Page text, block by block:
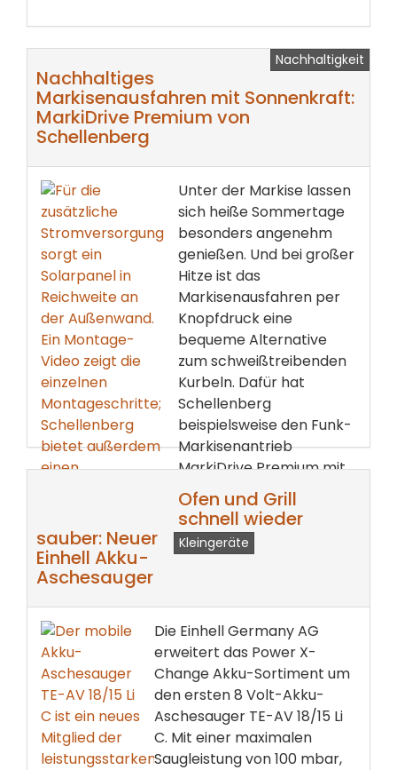
Nachhaltigkeit
Nachhaltiges
Markisenausfahren mit Sonnenkraft:
MarkiDrive Premium von
Schellenberg
Unter der Markise lassen
sich heiße Sommertage
besonders angenehm
genießen. Und bei großer
Hitze ist das
Markisenausfahren per
Knopfdruck eine
bequeme Alternative
zum schweißtreibenden
Kurbeln. Dafür hat
Schellenberg
beispielsweise den Funk-
Markisenantrieb
MarkiDrive Premium mit
Solarpanel entwickelt
(Quelle und Fotos:...
Kleingeräte
Ofen und Grill
schnell wieder
sauber: Neuer
Einhell Akku-
Aschesauger
Die Einhell Germany AG
erweitert das Power X-
Change Akku-Sortiment um
den ersten 8 Volt-Akku-
Aschesauger TE-AV 18/15 Li
C. Mit einer maximalen
Saugleistung von 100 mbar,